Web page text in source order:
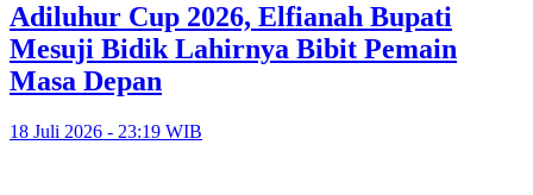
Adiluhur Cup 2026, Elfianah Bupati
Mesuji Bidik Lahirnya Bibit Pemain
Masa Depan
18 Juli 2026 - 23:19 WIB